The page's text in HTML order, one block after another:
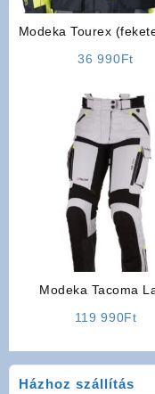
Házhoz szállítás
Modeka Tourex
36 990Ft
Modeka Tacoma
119 990Ft